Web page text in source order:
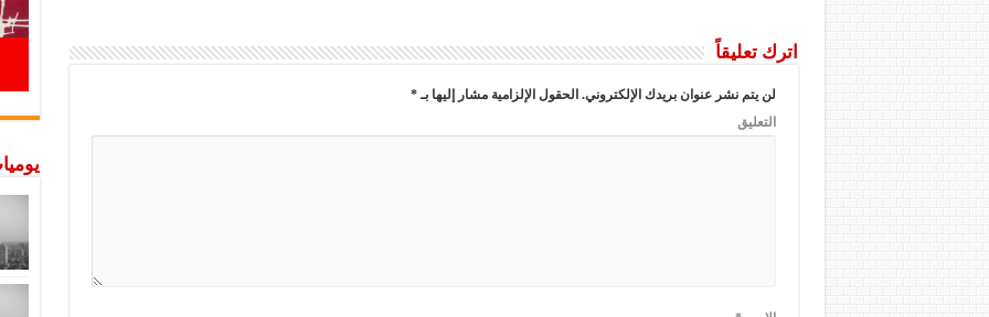
اترك تعليقاً
لن يتم نشر عنوان بريدك الإلكتروني. الحقول الإلزامية مشار إليها بـ*
التعليق